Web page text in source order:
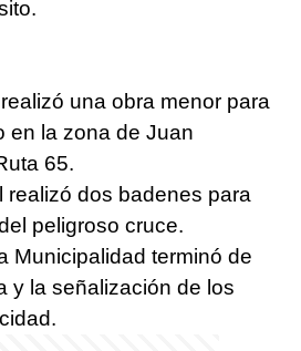
una obra menor para
en la zona de Juan
65.
realizó dos badenes para
peligroso cruce.
Municipalidad terminó de
y la señalización de los